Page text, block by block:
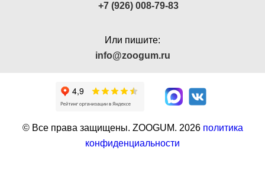
+7 (926) 008-79-83
Или пишите:
info@zoogum.ru
© Все права защищены. ZOOGUM. 2026 политика
конфиденциальности